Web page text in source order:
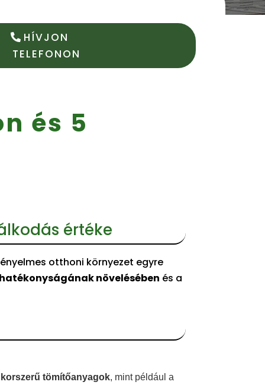
HÍVJON
TELEFONON
és 5
értéke
otthoni környezet egyre
növelésében és a
korszerű tömítőanyagok, mint például a